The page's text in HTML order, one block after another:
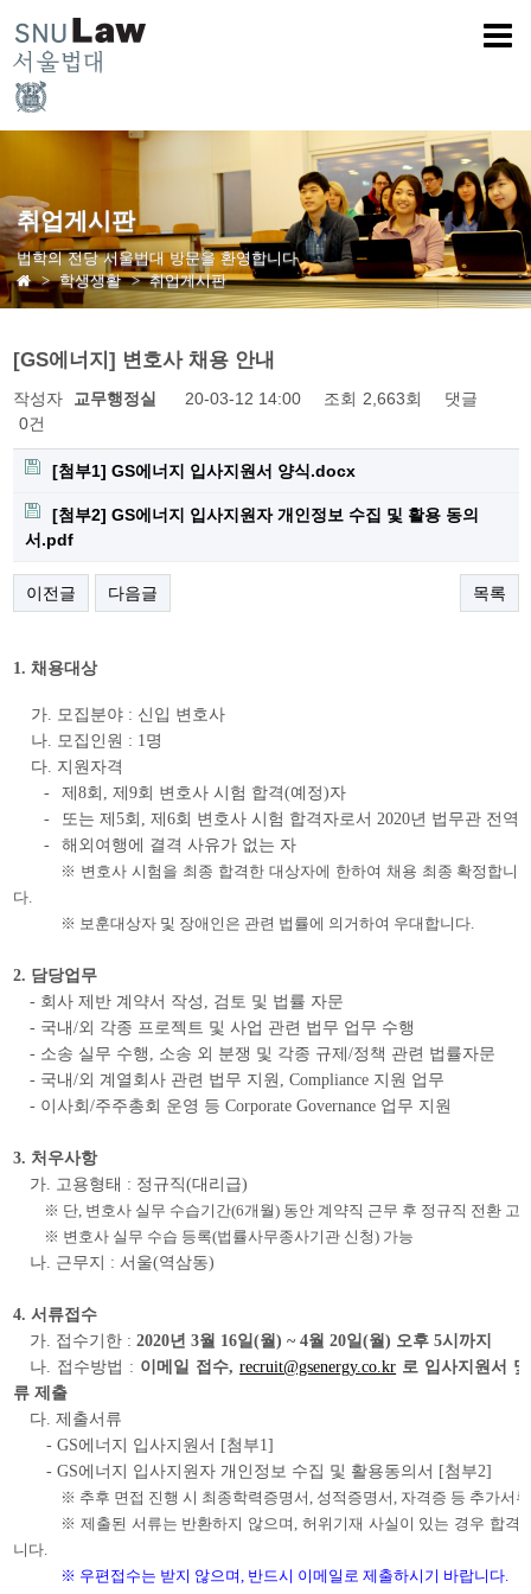
취업게시판
법학의 전당 서울법대 방문을 환영합니다
학생생활
취업게시판
[GS에너지] 변호사 채용 안내
작성자 교무행정실 20-03-12 14:00 조회 2,663회
댓글
0건
[첨부1] GS에너지 입사지원서 양식.docx
[첨부2] GS에너지 입사지원자 개인정보 수집 및 활용 동의
서.pdf
이전글 다음글 목록
1. 채용대상
가. 모집분야 : 신입 변호사
나. 모집인원 : 1명
다. 지원자격
-
제8회 ,제9회 변호사 시험 합격(예정)자
-
또는 제5회 ,제6회 변호사 시험 합격자로서2020년 법무관 전역
-
해외여행에 결격 사유가 없는 자
※ 변호사 시험을 최종 합격한 대상자에 한하여 채용 최종 확정합니
다.
※ 보훈대상자 및 장애인은 관련 법률에 의거하여 우대합니다.
2. 담당업무
- 회사 제반 계약서 작성 , 검토 및 법률 자문
- 국내 /외 각종 프로젝트 및 사업 관련 법무 업무 수행
- 소송 실무 수행 , 소송 외 분쟁 및 각종 규제 /정책 관련 법률자문
- 국내 /외 계열회사 관련 법무 지원 , Compliance 지원 업무
- 이사회 /주주총회 운영 등 Corporate Governance 업무 지원
3. 처우사항
가. 고용형태 : 정규직(대리급)
※ 단, 변호사 실무 수습기간(6개월) 동안 계약직 근무 후 정규직 전환 고
※ 변호사 실무 수습 등록(법률사무종사기관 신청) 가능
나. 근무지 : 서울(역삼동)
4. 서류접수
가. 접수기한 : 2020년 3월 16일(월 ) ~ 4월 20일(월 ) 오후 5시까지
나. 접수방법 : 이메일 접수,recruit@gsenergy.co.kr 로 입사지원서
류 제출
다. 제출서류
- GS에너지 입사지원서 [첨부1]
- GS에너지 입사지원자 개인정보 수집 및 활용동의서 [첨부2]
※ 추후 면접 진행 시 최종학력증명서 , 성적증명서 , 자격증 등 추가서
※ 제출된 서류는 반환하지 않으며 , 허위기재 사실이 있는 경우 합격
니다.
※ 우편접수는 받지 않으며, 반드시 이메일로 제출하시기 바랍니다.